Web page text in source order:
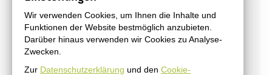
Veranstaltungen
#BERNAUER
Amtsblatt
Haushalt
Wir verwenden Cookies, um Ihnen die Inhalte und
Funktionen der Website bestmöglich anzubieten.
Darüber hinaus verwenden wir Cookies zu Analyse-
Zwecken.
Zur Datenschutzerklärung und den Cookie-